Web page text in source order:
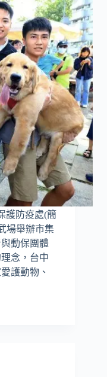
護防疫處(簡
場舉辦市集
動保團體
念，台中
護動物、